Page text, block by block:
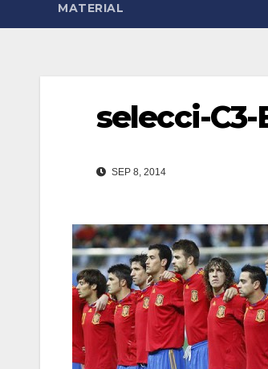
MATERIAL
selecci-C3-
SEP 8, 2014